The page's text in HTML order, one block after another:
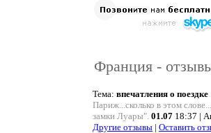
Франция -
Тема: впечатления о поездке
Париж...сколько в этом
замки Луары". 01.07 18:37 |
Другие отзывы | Оставить